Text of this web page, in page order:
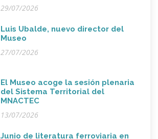
29/07/2026
Luis Ubalde, nuevo director del
Museo
27/07/2026
El Museo acoge la sesión plenaria
del Sistema Territorial del
MNACTEC
13/07/2026
Junio de literatura ferroviaria en